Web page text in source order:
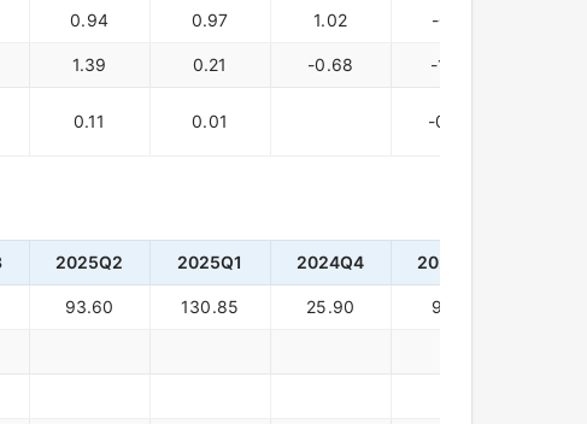
0.94 0.97 1.02 -0.11
1.39 0.21 -0.68 -1.34
0.11 0.01 -0.09
2025Q2 2025Q1 2024Q4 2024Q3
93.60 130.85 25.90 9.86